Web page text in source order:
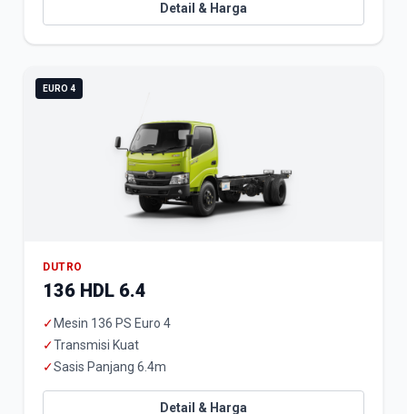
Detail & Harga
EURO 4
DUTRO
136 HDL 6.4
✓ Mesin 136 PS Euro 4
✓Transmisi Kuat
✓Sasis Panjang 6.4m
Detail & Harga